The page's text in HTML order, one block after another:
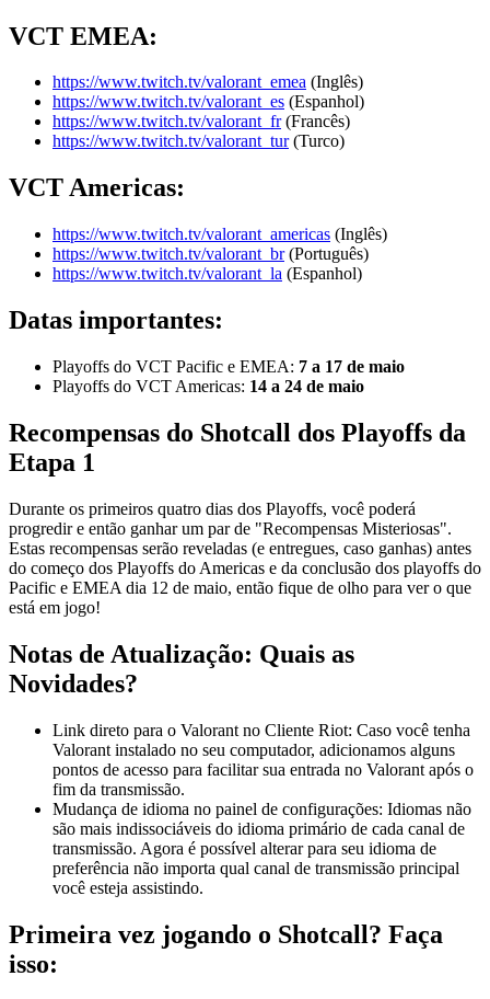
VCT EMEA:
https://www.twitch.tv/valorant_emea (Inglês)
https://www.twitch.tv/valorant_es (Espanhol)
https://www.twitch.tv/valorant_fr(Francês)
https://www.twitch.tv/valorant_tur(Turco)
VCT Americas:
https://www.twitch.tv/valorant_americas (Inglês)
https://www.twitch.tv/valorant_br(Português)
https://www.twitch.tv/valorant_la (Espanhol)
Datas importantes:
Playoffs do VCT Pacific e EMEA: 7 a 17 de maio
Playoffs do VCT Americas: 14 a 24 de maio
Recompensas do Shotcall dos Playoffs da
Etapa 1
Durante os primeiros quatro dias dos Playoffs, você poderá
progredir e então ganhar um par de "Recompensas Misteriosas".
Estas recompensas serão reveladas (e entregues, caso ganhas) antes
do começo dos Playoffs do Americas e da conclusão dos playoffs do
Pacific e EMEA dia 12 de maio, então fique de olho para ver o que
está em jogo!
Notas de Atualização: Quais as
Novidades?
Link direto para o Valorant no Cliente Riot: Caso você tenha
Valorant instalado no seu computador, adicionamos alguns
pontos de acesso para facilitar sua entrada no Valorant após o
fim da transmissão.
Mudança de idioma no painel de configurações: Idiomas não
são mais indissociáveis do idioma primário de cada canal de
transmissão. Agora é possível alterar para seu idioma de
preferência não importa qual canal de transmissão principal
você esteja assistindo.
Primeira vez jogando o Shotcall? Faça
isso: